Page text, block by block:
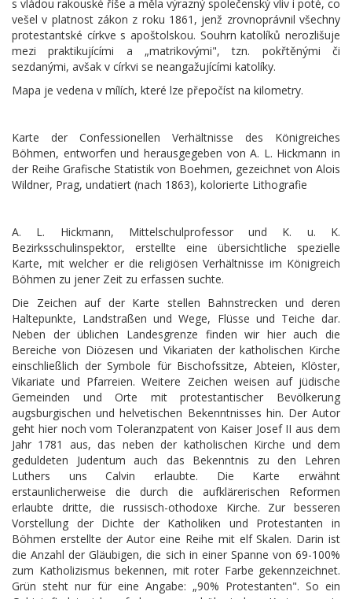
s vládou rakouské říše a měla výrazný společenský vliv i poté, co
vešel v platnost zákon z roku 1861, jenž zrovnoprávnil všechny
protestantské církve s apoštolskou. Souhrn katolíků nerozlišuje
mezi praktikujícími a „matrikovými", tzn. pokřtěnými či
sezdanými, avšak v církvi se neangažujícími katolíky.
Mapa je vedena v mílích, které lze přepočíst na kilometry.
Karte der Confessionellen Verhältnisse des Königreiches
Böhmen, entworfen und herausgegeben von A. L. Hickmann in
der Reihe Grafische Statistik von Boehmen, gezeichnet von Alois
Wildner, Prag, undatiert (nach 1863), kolorierte Lithografie
A. L. Hickmann, Mittelschulprofessor und K. u. K.
Bezirksschulinspektor, erstellte eine übersichtliche spezielle
Karte, mit welcher er die religiösen Verhältnisse im Königreich
Böhmen zu jener Zeit zu erfassen suchte.
Die Zeichen auf der Karte stellen Bahnstrecken und deren
Haltepunkte, Landstraßen und Wege, Flüsse und Teiche dar.
Neben der üblichen Landesgrenze finden wir hier auch die
Bereiche von Diözesen und Vikariaten der katholischen Kirche
einschließlich der Symbole für Bischofssitze, Abteien, Klöster,
Vikariate und Pfarreien. Weitere Zeichen weisen auf jüdische
Gemeinden und Orte mit protestantischer Bevölkerung
augsburgischen und helvetischen Bekenntnisses hin. Der Autor
geht hier noch vom Toleranzpatent von Kaiser Josef II aus dem
Jahr 1781 aus, das neben der katholischen Kirche und dem
geduldeten Judentum auch das Bekenntnis zu den Lehren
Luthers uns Calvin erlaubte. Die Karte erwähnt
erstaunlicherweise die durch die aufklärerischen Reformen
erlaubte dritte, die russisch-othodoxe Kirche. Zur besseren
Vorstellung der Dichte der Katholiken und Protestanten in
Böhmen erstellte der Autor eine Reihe mit elf Skalen. Darin ist
die Anzahl der Gläubigen, die sich in einer Spanne von 69-100%
zum Katholizismus bekennen, mit roter Farbe gekennzeichnet.
Grün steht nur für eine Angabe: „90% Protestanten". So ein